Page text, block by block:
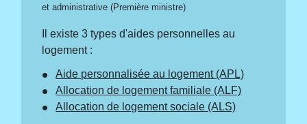
et administrative (Première ministre)
Il existe 3 types d'aides personnelles au
logement :
Aide personnalisée au logement (APL)
Allocation de logement familiale (ALF)
Allocation de logement sociale (ALS)